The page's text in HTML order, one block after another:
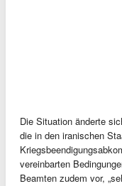
Die Situation änderte
die in den iranischen
vereinbarten
Beamten zudem vor,